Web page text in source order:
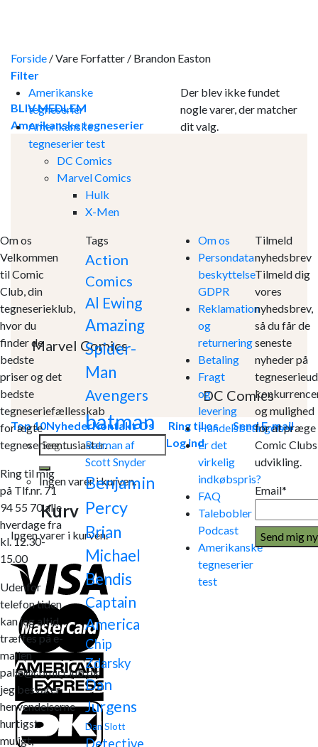
BLIV MEDLEM
Amerikanske tegneserier
Marvel Comics
DC Comics
Top 10NyhederKontakt Os Ring til os
Send E-mail
Søg
efter:
Log ind
Ingen varer i kurven.
Kurv
Ingen varer i kurven.
Forside /Vare Forfatter / Brandon Easton
Filter
Amerikanske
tegneserier
Amerikanske
tegneserier test
DC Comics
Marvel Comics
Hulk
X-Men
Der blev ikke fundet
nogle varer, der matcher
dit valg.
Om os
Velkommen
til Comic
Club, din
tegneserieklub,
hvor du
finder de
bedste
priser og det
bedste
tegneseriefællesskab
for ægte
tegneserieentusiaster.
Ring til mig
på Tlf.nr. 71
94 55 70 alle
hverdage fra
kl. 12.30-
15.00
Udenfor
telefon tiden
kan jeg altid
træffes på e-
mailen
palle@comicclub.dk
jeg besvarer
henvendelserne
hurtigst
muligt,
Tags
Action
Comics
Al Ewing
Amazing
Spider-
Man
Avengers
batman
Batman af
Scott Snyder
Benjamin
Percy
Brian
Michael
Bendis
Captain
America
Chip
Zdarsky
Dan
Jurgens
Dan Slott
Detective
Om os
Persondata
beskyttelse
GDPR
Reklamation
og
returnering
Betaling
Fragt
og
levering
Handelsbetingelser
Er det
virkelig
indkøbspris?
FAQ
Talebobler
Podcast
Amerikanske
tegneserier
test
Tilmeld
nyhedsbrev
Tilmeld dig
vores
nyhedsbrev,
så du får de
seneste
nyheder på
og mulighed
for at præge
Comic Clubs
udvikling.
Email*